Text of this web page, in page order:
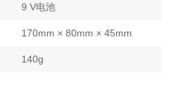
9 V电池
170mm × 80mm × 45mm
140g